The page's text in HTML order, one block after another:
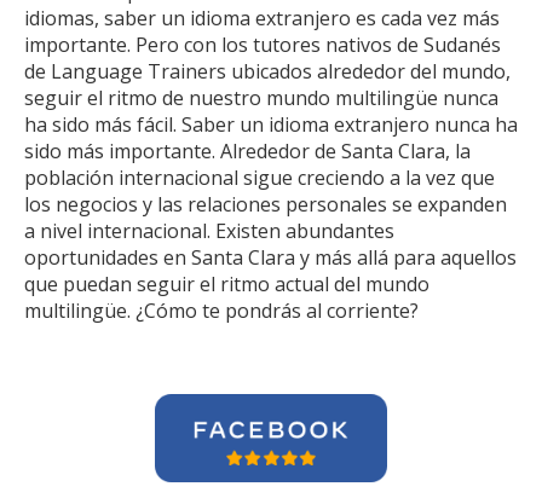
idiomas, saber un idioma extranjero es cada vez más
importante. Pero con los tutores nativos de Sudanés
de Language Trainers ubicados alrededor del mundo,
seguir el ritmo de nuestro mundo multilingüe nunca
ha sido más fácil. Saber un idioma extranjero nunca ha
sido más importante. Alrededor de Santa Clara, la
población internacional sigue creciendo a la vez que
los negocios y las relaciones personales se expanden
a nivel internacional. Existen abundantes
oportunidades en Santa Clara y más allá para aquellos
que puedan seguir el ritmo actual del mundo
multilingüe. ¿Cómo te pondrás al corriente?